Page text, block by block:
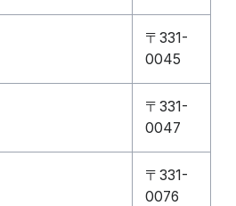
〒331-
0045
〒331-
0047
〒331-
0076